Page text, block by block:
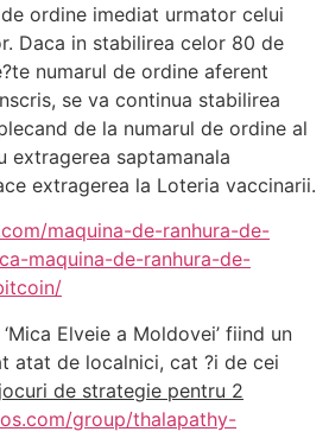
ordine imediat urmator celui
Daca in stabilirea celor 80 de
numarul de ordine aferent
se va continua stabilirea
de la numarul de ordine al
extragerea saptamanala
extragerea la Loteria vaccinarii.
maquina-de-ranhura-de-
maquina-de-ranhura-de-
Elveie a Moldovei’ fiind un
atat de localnici, cat ?i de cei
jocuri de strategie pentru 2
group/thalapathy-